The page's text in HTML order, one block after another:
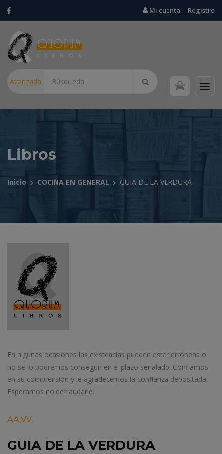
Mi cuenta Registro
Avanzada
Libros
Inicio COCINA EN GENERAL GUIA DE LA VERDURA
En algunas ocasiones las existencias pueden estar erróneas o
no se lo podremos conseguir en el plazo señalado. Confiamos
en su comprensión y le agradecemos la confianza depositada.
Esperamos no defraudarle.
AA.VV.
GUIA DE LA VERDURA